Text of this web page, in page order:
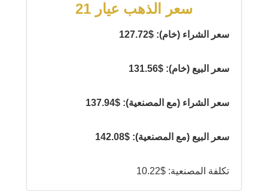
سعر الذهب عيار 21
سعر الشراء (خام): $127.72
سعر البيع (خام): $131.56
سعر الشراء (مع المصنعية): $137.94
سعر البيع (مع المصنعية): $142.08
تكلفة المصنعية: $10.22